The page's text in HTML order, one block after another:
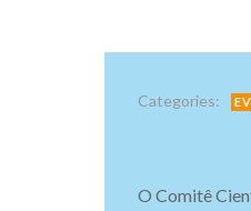
Categories:
O Comitê